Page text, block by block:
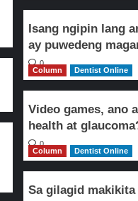
Isang ngipin lang
ay puwedeng
0
Column
Dentist Online
Video games, ano
health at
0
Column
Dentist Online
Sa gilagid